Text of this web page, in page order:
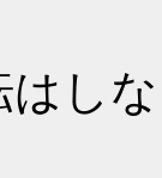
はし